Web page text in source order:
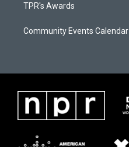
TPR's Awards
Community Events Calendar